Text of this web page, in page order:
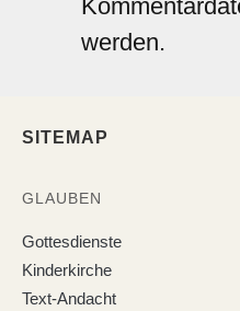
werden.
SITEMAP
GLAUBEN
Gottesdienste
Kinderkirche
Text-Andacht